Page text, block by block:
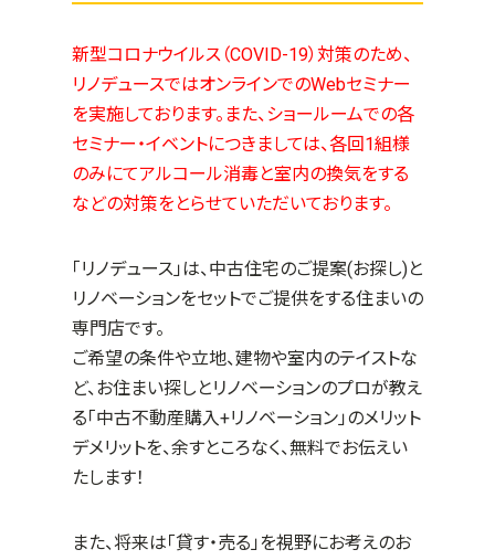
新型コロナウイルス（COVID-19）対策のため、
リノデュースではオンラインでのWebセミナー
を実施しております。また、ショールームでの各
セミナー・イベントにつきましては、各回1組様
のみにてアルコール消毒と室内の換気をする
などの対策をとらせていただいております。
「リノデュース」は、中古住宅のご提案(お探し)と
リノベーションをセットでご提供をする住まいの
専門店です。
ご希望の条件や立地、建物や室内のテイストな
ど、お住まい探しとリノベーションのプロが教え
る「中古不動産購入+リノベーション」のメリット
デメリットを、余すところなく、無料でお伝えい
たします！
また、将来は「貸す・売る」を視野にお考えのお